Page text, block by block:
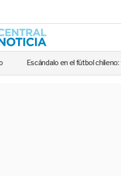
Central
chileno: futbolista fue detenido